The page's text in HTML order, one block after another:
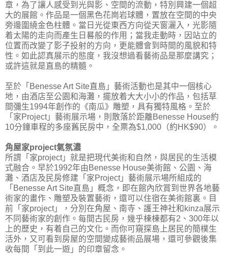
章，為了讓人感受到光與影、空間的流動，特別興建一個超
大的展館。作品是一個黑色花崗岩球體，置放在空間的中央
旁邊圍繞金色柱體。當日光從東西方向從天窗灑入，光影隨
着太陽的走向而產生日晷般的作用；當我走動時，因站立的
位置而改變了影子投射的方向，更能體會到時間的風貌和特
性。如此認真展示的態度，我沒想過看藝術品是那麼講究；
或許這就是直島的精髓。
至於「Benesse Art Site直島」藝術活動也是其中一個核心
地，由酒店至公園和海灘，擺放着大大小小的作品，包括草
間彌生1994年創作的《南瓜》雕塑，具有獨特風格。至於
「家Project」藝術展示場，則散落於距離Benesse House約
10分鐘車程的多座舊民房中，全票為$1,000（約HK$90）。
角屋家project氣氛濃
所謂「家project」就是把現代美術和自然，與居民的生活模
式融合。早於1992年由Benesse House美術館、公園、海
灘、酒店及民房修建「家Project」藝術展示場所組成的
「Benesse Art Site直島」概念，即在館內欣賞到世界各地藝
術家的畫作、雕塑及裝置藝術，還可以住宿在美術館裏。目
前「家project」，分別在角屋、南寺、護王神社和kinza展示
不同藝術家的創作。每間古民房，幾乎棟棟都有2、300年以
上的歷史，有着自己的文化。而你可窺探島上居民的簡樸生
活外，又可看到房屋的空間變成藝術品展場，還可參觀後集
收每間「到此一遊」的印章留念。